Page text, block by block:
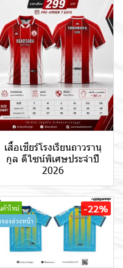
เสื้อเชียร์โรงเรียนถาวรานุ
กูล ดีไซน์พิเศษประจำปี
2026
ค้าใหม่
จองล่วงหน้า
-22%